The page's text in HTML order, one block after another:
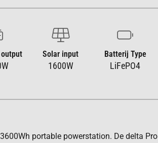
Solar input
1600W
Batterij Type
LiFePO4
portable powerstation. De delta Pro